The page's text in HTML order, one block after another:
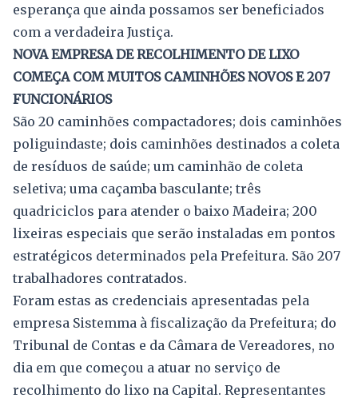
esperança que ainda possamos ser beneficiados
com a verdadeira Justiça.
NOVA EMPRESA DE RECOLHIMENTO DE LIXO
COMEÇA COM MUITOS CAMINHÕES NOVOS E 207
FUNCIONÁRIOS
São 20 caminhões compactadores; dois caminhões
poliguindaste; dois caminhões destinados a coleta
de resíduos de saúde; um caminhão de coleta
seletiva; uma caçamba basculante; três
quadriciclos para atender o baixo Madeira; 200
lixeiras especiais que serão instaladas em pontos
estratégicos determinados pela Prefeitura. São 207
trabalhadores contratados.
Foram estas as credenciais apresentadas pela
empresa Sistemma à fiscalização da Prefeitura; do
Tribunal de Contas e da Câmara de Vereadores, no
dia em que começou a atuar no serviço de
recolhimento do lixo na Capital. Representantes